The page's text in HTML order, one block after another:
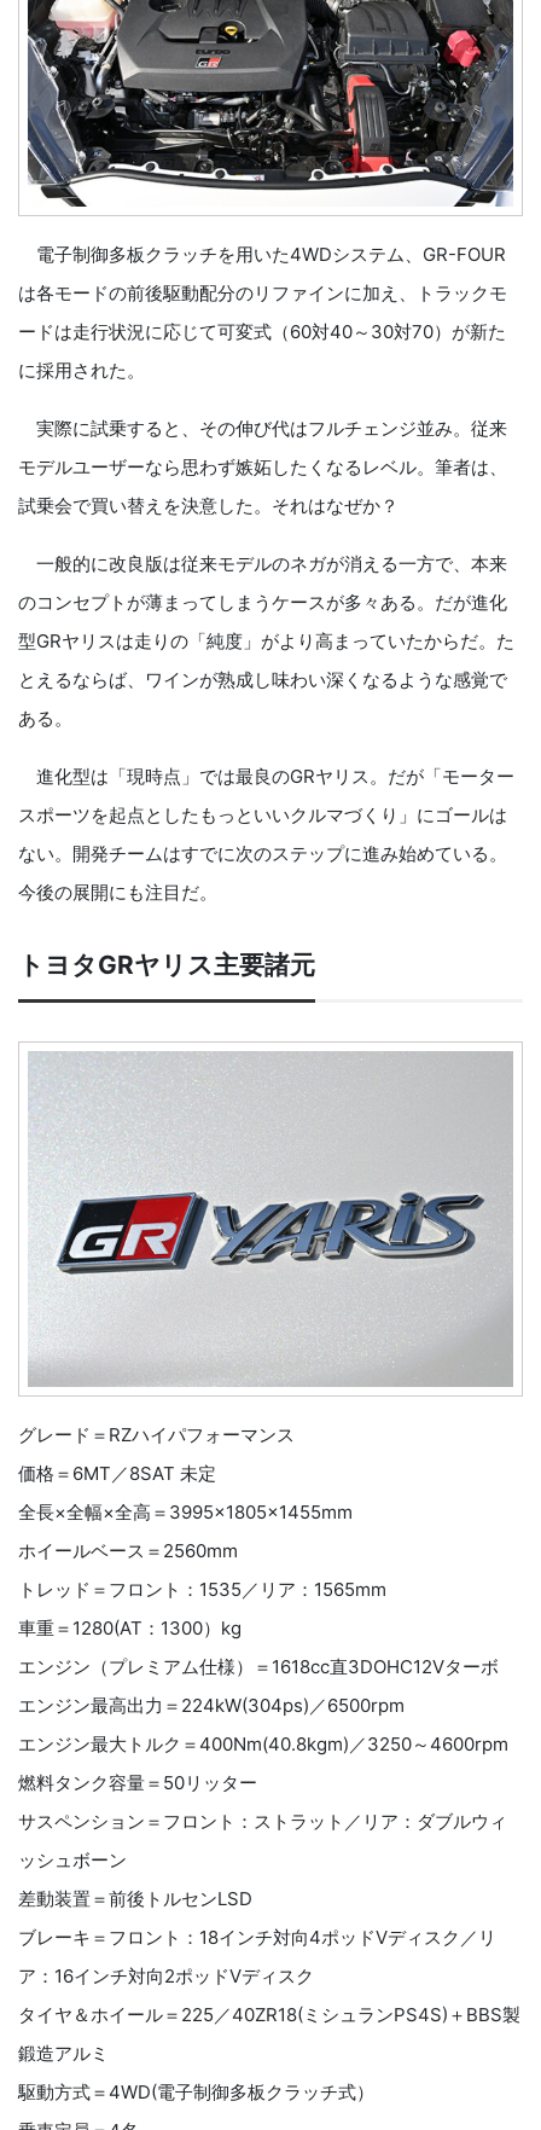
電子制御多板クラッチを用いた4WDシステム、GR-FOUR
は各モードの前後駆動配分のリファインに加え、トラックモ
ードは走行状況に応じて可変式（60対40～30対70）が新た
に採用された。
実際に試乗すると、その伸び代はフルチェンジ並み。従来
モデルユーザーなら思わず嫉妬したくなるレベル。筆者は、
試乗会で買い替えを決意した。それはなぜか？
一般的に改良版は従来モデルのネガが消える一方で、本来
のコンセプトが薄まってしまうケースが多々ある。だが進化
型GRヤリスは走りの「純度」がより高まっていたからだ。た
とえるならば、ワインが熟成し味わい深くなるような感覚で
ある。
進化型は「現時点」では最良のGRヤリス。だが「モーター
スポーツを起点としたもっといいクルマづくり」にゴールは
ない。開発チームはすでに次のステップに進み始めている。
今後の展開にも注目だ。
トヨタGRヤリス主要諸元
グレード＝RZハイパフォーマンス
価格＝6MT／8SAT 未定
全長×全幅×全高＝3995×1805×1455mm
ホイールベース＝2560mm
トレッド＝フロント：1535／リア：1565mm
車重＝1280(AT：1300）kg
エンジン（プレミアム仕様）＝1618cc直3DOHC12Vターボ
エンジン最高出力＝224kW(304ps)／6500rpm
エンジン最大トルク＝400Nm(40.8kgm)／3250～4600rpm
燃料タンク容量＝50リッター
サスペンション＝フロント：ストラット／リア：ダブルウィ
ッシュボーン
差動装置＝前後トルセンLSD
ブレーキ＝フロント：18インチ対向4ポッドVディスク／リ
ア：16インチ対向2ポッドVディスク
タイヤ＆ホイール＝225／40ZR18(ミシュランPS4S)＋BBS製
鍛造アルミ
駆動方式＝4WD(電子制御多板クラッチ式）